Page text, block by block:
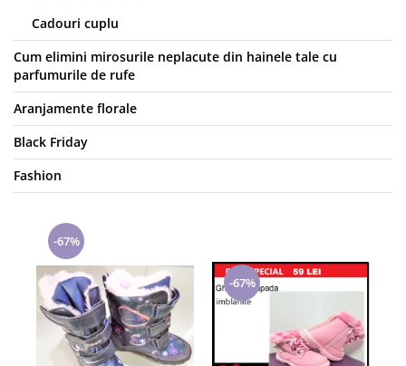
Cadouri cuplu
Cum elimini mirosurile neplacute din hainele tale cu
parfumurile de rufe
Aranjamente florale
Black Friday
Fashion
-67%
-67%